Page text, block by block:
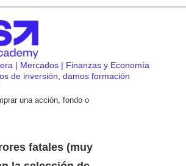
| Mercados | Finanzas y Economía
de inversión, damos formación
una acción, fondo o
fatales (muy